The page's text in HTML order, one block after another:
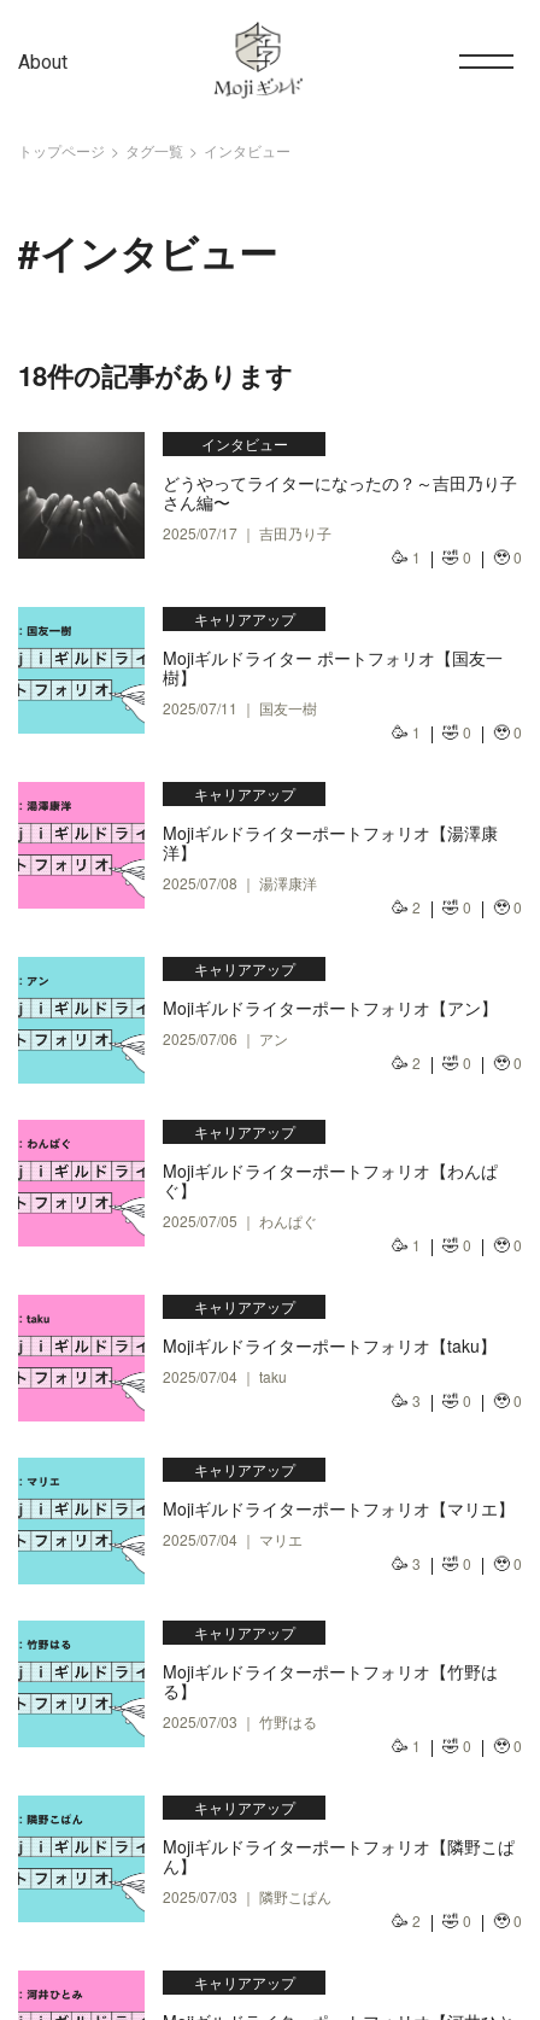
About
トップページ タグ一覧 インタビュー
#インタビュー
18件の記事があります
インタビュー
どうやってライターになったの？～吉田乃り子
さん編〜
2025/07/17 ｜ 吉田乃り子
🥳 1 🤣0 🥹0
キャリアアップ
Mojiギルドライター ポートフォリオ【国友一
樹】
2025/07/11 ｜ 国友一樹
🥳 1 🤣0 🥹0
キャリアアップ
Mojiギルドライターポートフォリオ【湯澤康
洋】
2025/07/08 ｜ 湯澤康洋
🥳 2 🤣0 🥹0
キャリアアップ
Mojiギルドライターポートフォリオ【アン】
2025/07/06 ｜ アン
🥳 2 🤣0 🥹0
キャリアアップ
Mojiギルドライターポートフォリオ【わんぱ
ぐ】
2025/07/05 ｜ わんぱぐ
🥳 1 🤣0 🥹0
キャリアアップ
Mojiギルドライターポートフォリオ【taku】
2025/07/04 ｜ taku
🥳 3 🤣0 🥹0
キャリアアップ
Mojiギルドライターポートフォリオ【マリエ】
2025/07/04 ｜ マリエ
🥳 3 🤣0 🥹0
キャリアアップ
Mojiギルドライターポートフォリオ【竹野は
る】
2025/07/03 ｜ 竹野はる
🥳 1 🤣0 🥹0
キャリアアップ
Mojiギルドライターポートフォリオ【隣野こぱ
ん】
2025/07/03 ｜ 隣野こぱん
🥳 2 🤣0 🥹0
キャリアアップ